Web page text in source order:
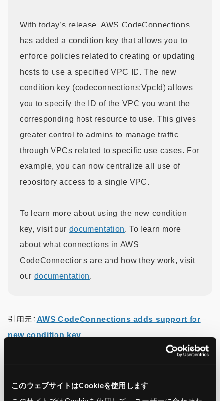
このウェブサイトはCookieを使用します
With today’s release, AWS CodeConnections
has added a condition key that allows you to
enforce policies related to creating or updating
hosts to use a specified VPC ID. The new
condition key (codeconnections:VpcId) allows
you to specify the ID of the VPC you want the
corresponding host resource to use. This gives
greater control to admins to manage traffic
through VPCs related to specific use cases. For
example, you can now centralize all use of
repository access to a single VPC.
To learn more about using the new condition
key, visit our documentation. To learn more
about what connections in AWS
CodeConnections are and how they work, visit
our documentation.
引用元： AWS CodeConnections adds support for
new condition key
この記事をシェア